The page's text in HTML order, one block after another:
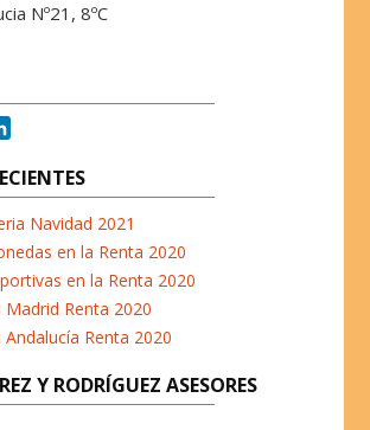
Nº21, 8ºC
n
k
e
d
n
Navidad 2021
en la Renta 2020
en la Renta 2020
Renta 2020
Renta 2020
Y RODRÍGUEZ ASESORES